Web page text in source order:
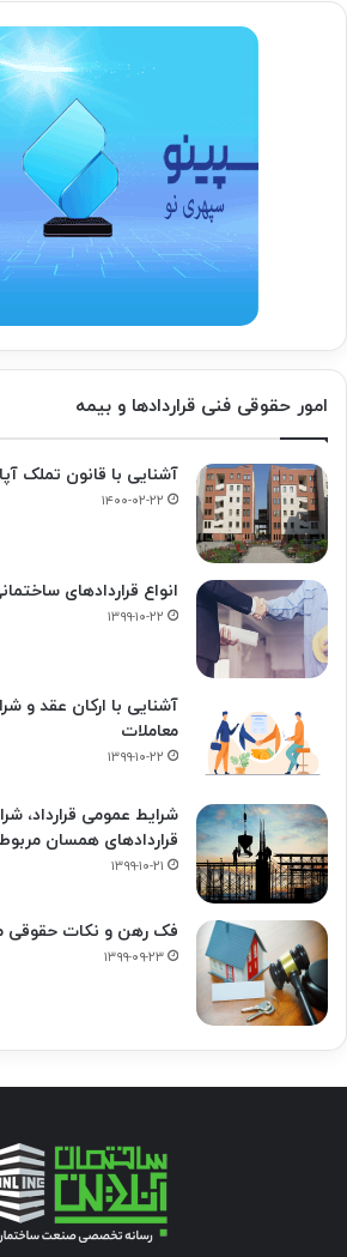
امور حقوقی فنی قراردادها و بیمه
آشنایی با قانون تملک
۱۴۰۰-۰۲-۲۲
انواع قراردادهای
۱۳۹۹-۱۰-۲۲
آشنایی با ارکان عقد و
معاملات
۱۳۹۹-۱۰-۲۲
شرایط عمومی قرارداد،
قراردادهای همسان
۱۳۹۹-۱۰-۲۱
فک‌ رهن و نکات حقوقی
۱۳۹۹-۰۹-۲۳